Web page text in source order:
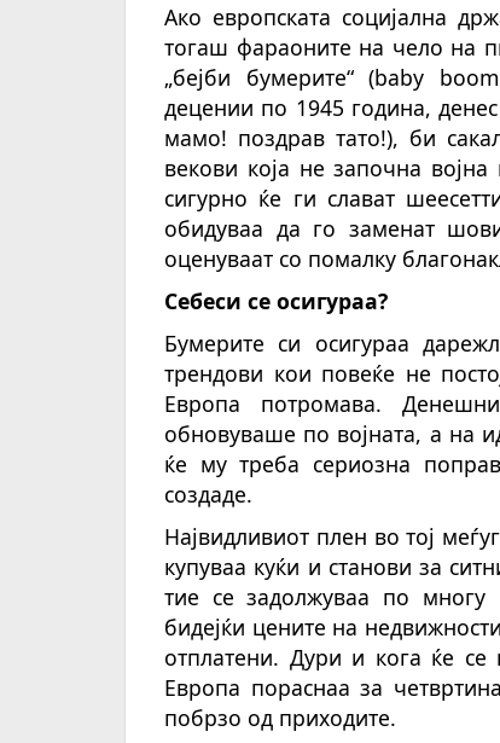
Ако европската социјална
тогаш фараоните на чело на
„бејби бумерите“ (baby
децении по 1945 година,
мамо! поздрав тато!), би
векови која не започна
сигурно ќе ги слават
обидуваа да го заменат
оценуваат со помалку
Себеси се осигураа?
Бумерите си осигураа
трендови кои повеќе не
Европа потромава.
обновуваше по војната, а на
ќе му треба сериозна
создаде.
Највидливиот плен во тој
купуваа куќи и станови за
тие се задолжуваа по многу
бидејќи цените на
отплатени. Дури и кога ќе се
Европа пораснаа за
побрзо од приходите.